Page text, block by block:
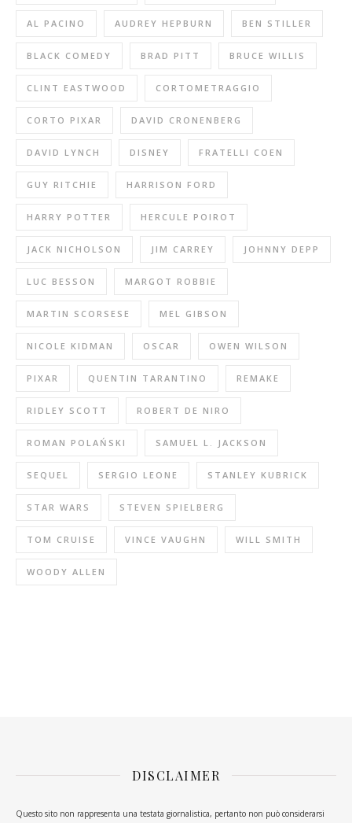
AL PACINO AUDREY HEPBURN BEN STILLER
BLACK COMEDY BRAD PITT BRUCE WILLIS
CLINT EASTWOOD CORTOMETRAGGIO
CORTO PIXAR DAVID CRONENBERG
DAVID LYNCH DISNEY FRATELLI COEN
GUY RITCHIE HARRISON FORD
HARRY POTTER HERCULE POIROT
JACK NICHOLSON JIM CARREY JOHNNY DEPP
LUC BESSON MARGOT ROBBIE
MARTIN SCORSESE MEL GIBSON
NICOLE KIDMAN OSCAR OWEN WILSON
PIXAR QUENTIN TARANTINO REMAKE
RIDLEY SCOTT ROBERT DE NIRO
ROMAN POLAŃSKI SAMUEL L. JACKSON
SEQUEL SERGIO LEONE STANLEY KUBRICK
STAR WARS STEVEN SPIELBERG
TOM CRUISE VINCE VAUGHN WILL SMITH
WOODY ALLEN
DISCLAIMER
Questo sito non rappresenta una testata giornalistica, pertanto non può considerarsi